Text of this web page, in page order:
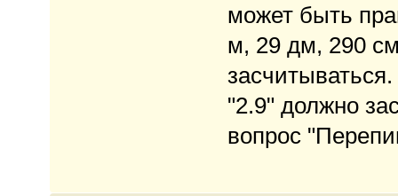
может быть
м, 29 дм, 290
"2.9" должно
вопрос